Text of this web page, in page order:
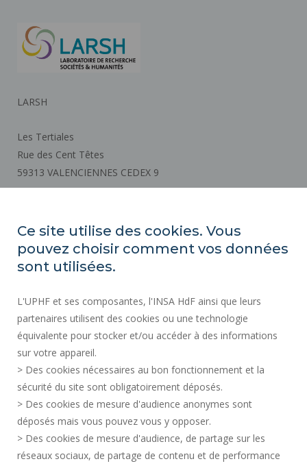
LARSH
Les Tertiales
Rue des Cent Têtes
59313 VALENCIENNES CEDEX 9
ACTES RÉGLEMENTAIRES
MARCHÉS PUBLICS
CRÉDITS
ESPACE PRESSE
MENTIONS LÉGALES
RECRUTEMENTS
PLAN DU SITE
DONNÉES PERSONNELLES
ACCESSIBILITÉ
GESTION DES COOKIES
Ce site utilise des cookies. Vous
pouvez choisir comment vos données
sont utilisées.
L'UPHF et ses composantes, l'INSA HdF ainsi que leurs
partenaires utilisent des cookies ou une technologie
équivalente pour stocker et/ou accéder à des informations
sur votre appareil.
> Des cookies nécessaires au bon fonctionnement et la
sécurité du site sont obligatoirement déposés.
> Des cookies de mesure d'audience anonymes sont
déposés mais vous pouvez vous y opposer.
> Des cookies de mesure d'audience, de partage sur les
réseaux sociaux, de partage de contenu et de performance